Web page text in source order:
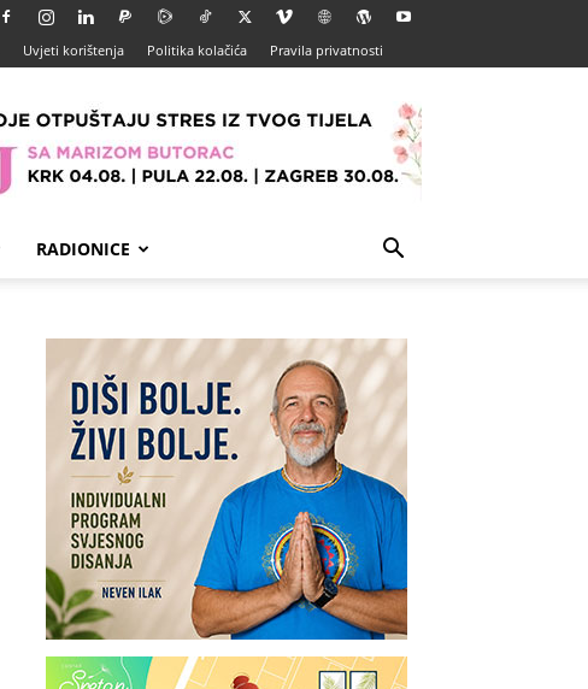
Uvjeti korištenja Politika kolačića Pravila privatnosti
RADIONICE